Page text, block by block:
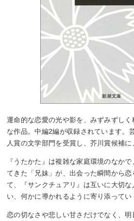
運命的な恋愛の光や影を、みずみずし
な作品。中編2編が収録されています。
人賞の文学部門を受賞し、芥川賞候補に
『うたかた』は複雑な家庭環境のなか
てきた「兄妹」が、出会った瞬間から
て、『サンクチュアリ』は互いに大切
い、何かに導かれるように寄り添ってい
恋の切なさや悲しい甘さだけでなく、